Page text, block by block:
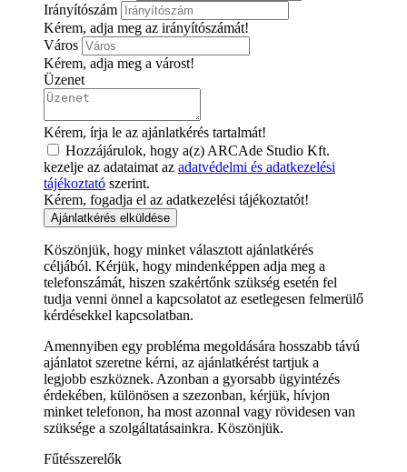
Irányítószám
Kérem, adja meg az irányítószámát!
Város
Kérem, adja meg a várost!
Üzenet
Kérem, írja le az ajánlatkérés tartalmát!
Hozzájárulok, hogy a(z) ARCAde Studio Kft.
kezelje az adataimat az adatvédelmi és adatkezelési
tájékoztató szerint.
Kérem, fogadja el az adatkezelési tájékoztatót!
Ajánlatkérés elküldése
Köszönjük, hogy minket választott ajánlatkérés
céljából. Kérjük, hogy mindenképpen adja meg a
telefonszámát, hiszen szakértőnk szükség esetén fel
tudja venni önnel a kapcsolatot az esetlegesen felmerülő
kérdésekkel kapcsolatban.
Amennyiben egy probléma megoldására hosszabb távú
ajánlatot szeretne kérni, az ajánlatkérést tartjuk a
legjobb eszköznek. Azonban a gyorsabb ügyintézés
érdekében, különösen a szezonban, kérjük, hívjon
minket telefonon, ha most azonnal vagy rövidesen van
szüksége a szolgáltatásainkra. Köszönjük.
Fűtésszerelők